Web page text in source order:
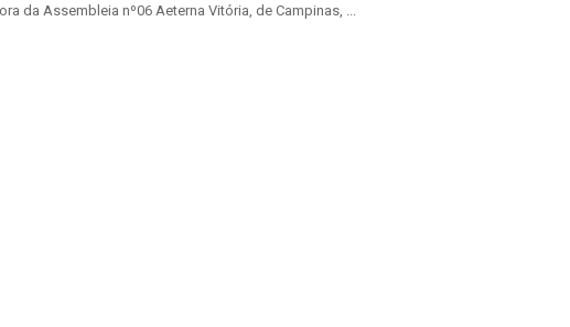
da Assembleia nº06 Aeterna Vitória, de Campinas, ...